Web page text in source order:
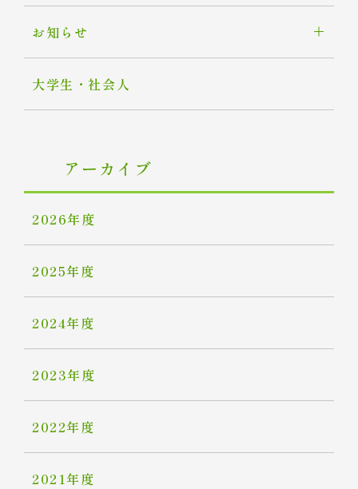
お知らせ
大学生・社会人
アーカイブ
2026年度
2025年度
2024年度
2023年度
2022年度
2021年度